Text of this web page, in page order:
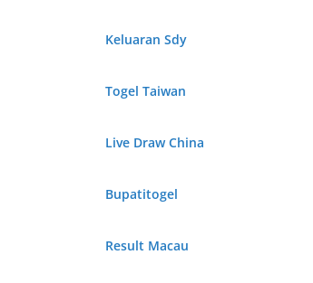
Keluaran Sdy
Togel Taiwan
Live Draw China
Bupatitogel
Result Macau